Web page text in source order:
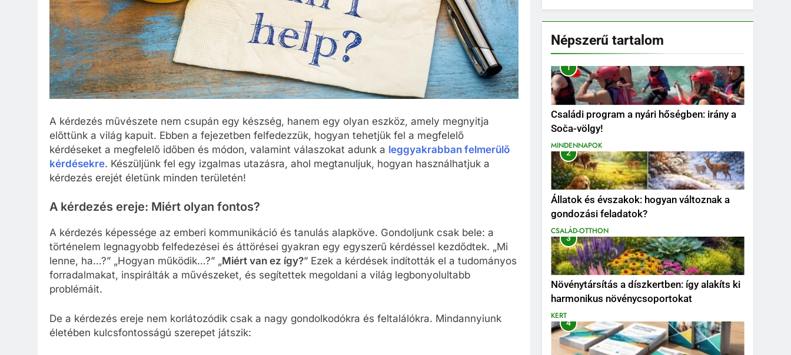
A kérdezés művészete nem csupán egy készség, hanem egy olyan eszköz, amely megnyitja
előttünk a világ kapuit. Ebben a fejezetben felfedezzük, hogyan tehetjük fel a megfelelő
kérdéseket a megfelelő időben és módon, valamint válaszokat adunk a leggyakrabban felmerülő
kérdésekre. Készüljünk fel egy izgalmas utazásra, ahol megtanuljuk, hogyan használhatjuk a
kérdezés erejét életünk minden területén!
A kérdezés ereje: Miért olyan fontos?
A kérdezés képessége az emberi kommunikáció és tanulás alapköve. Gondoljunk csak bele: a
történelem legnagyobb felfedezései és áttörései gyakran egy egyszerű kérdéssel kezdődtek. „Mi
lenne, ha…?” „Hogyan működik…?” „Miért van ez így?” Ezek a kérdések indították el a tudományos
forradalmakat, inspirálták a művészeket, és segítettek megoldani a világ legbonyolultabb
problémáit.
De a kérdezés ereje nem korlátozódik csak a nagy gondolkodókra és feltalálókra. Mindannyiunk
életében kulcsfontosságú szerepet játszik:
Népszerű tartalom
1
Családi program a nyári hőségben: irány a
Soča-völgy!
MINDENNAPOK
2
Állatok és évszakok: hogyan változnak a
gondozási feladatok?
CSALÁD-OTTHON
3
Növénytársítás a díszkertben: így alakíts ki
harmonikus növénycsoportokat
KERT
4